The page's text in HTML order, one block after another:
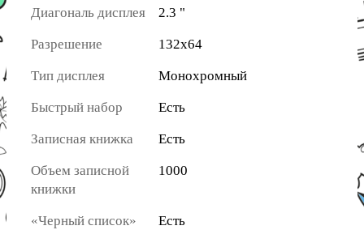
Диагональ дисплея 2.3 "
Разрешение 132х64
Тип дисплея Монохромный
Быстрый набор Есть
Записная книжка Есть
Объем записной
книжки
1000
«Черный список» Есть